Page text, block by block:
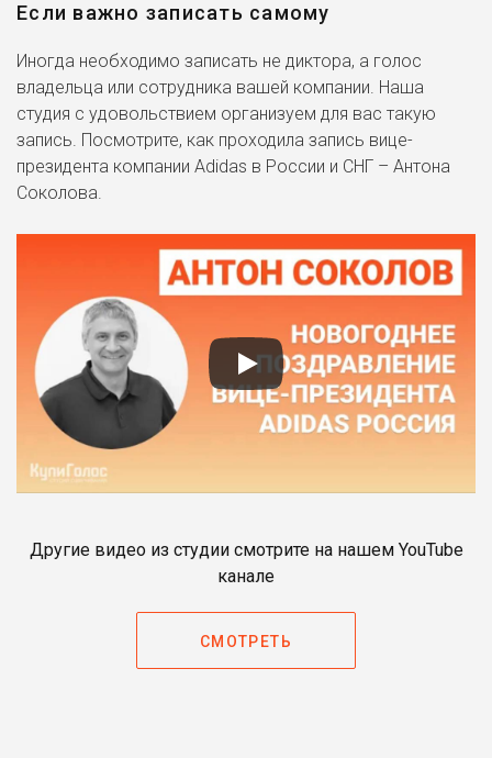
Если важно записать самому
Иногда необходимо записать не диктора, а голос
владельца или сотрудника вашей компании. Наша
студия с удовольствием организуем для вас такую
запись. Посмотрите, как проходила запись вице-
президента компании Adidas в России и СНГ – Антона
Соколова.
Другие видео из студии смотрите на нашем YouTube
канале
СМОТРЕТЬ